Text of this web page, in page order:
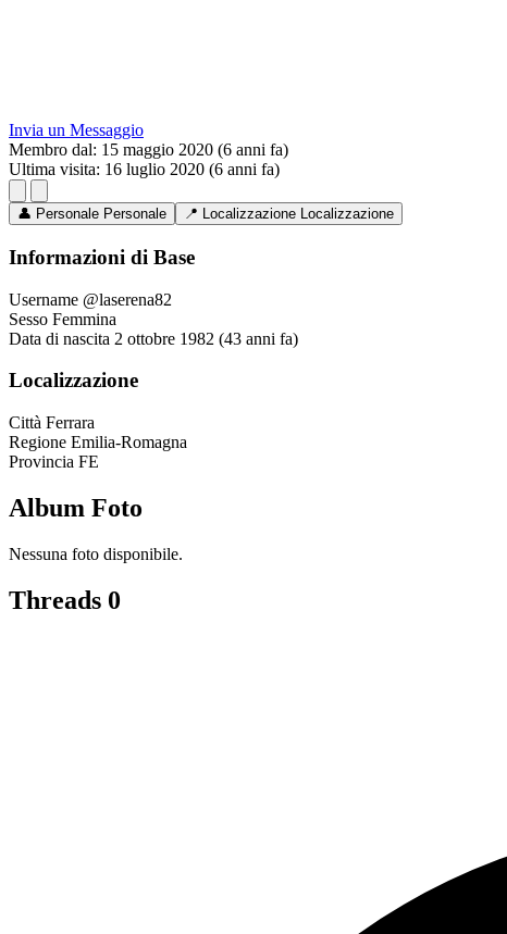
Invia un Messaggio
Membro dal: 15 maggio 2020 (6 anni fa)
Ultima visita: 16 luglio 2020 (6 anni fa)
👤 Personale Personale 📍 Localizzazione Localizzazione
Informazioni di Base
Username @laserena82
Sesso Femmina
Data di nascita 2 ottobre 1982 (43 anni fa)
Localizzazione
Città Ferrara
Regione Emilia-Romagna
Provincia FE
Album Foto
Nessuna foto disponibile.
Threads 0